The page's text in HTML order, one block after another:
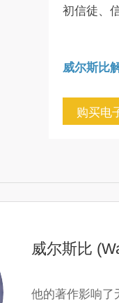
初信徒、
威尔斯比
购买电
威尔斯比
他的著作影响了